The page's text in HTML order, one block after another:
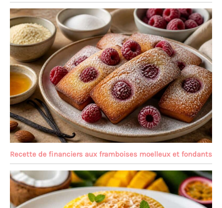
Recette de financiers aux framboises moelleux et fondants